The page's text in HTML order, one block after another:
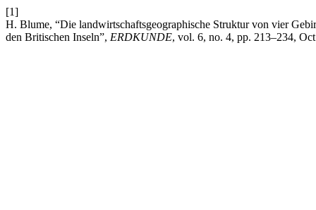
[1]
H. Blume, “Die landwirtschaftsgeographische Struktur von vier
den Britischen Inseln”, ERDKUNDE, vol. 6, no. 4, pp. 213–234,